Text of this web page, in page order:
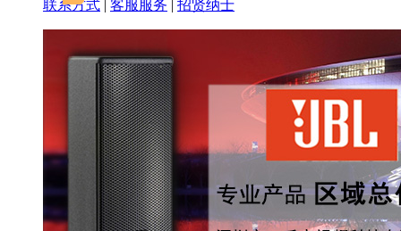
联系方式 | 客服服务 | 招贤纳士